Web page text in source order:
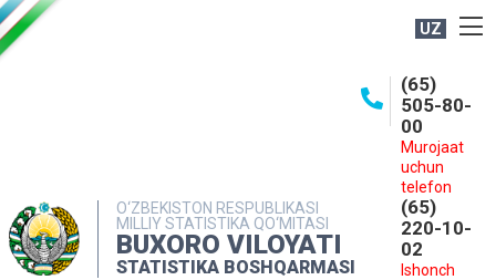
UZ
O‘ZBEKISTON RESPUBLIKASI
MILLIY STATISTIKA QO‘MITASI
BUXORO VILOYATI
STATISTIKA BOSHQARMASI
(65)
505-80-
00
Murojaat
uchun
telefon
(65)
220-10-
02
Ishonch
MATBUOT XIZMATI
MUROJAATLAR